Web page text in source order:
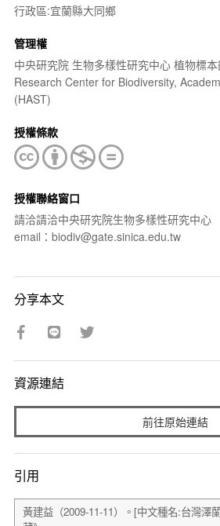
行政區:宜蘭縣大同鄉
管理權
中央研究院 生物多樣性研究中心 植物標
Research Center for Biodiversity,
(HAST)
授權條款
授權聯絡窗口
請洽請洽中央研究院生物多樣性研究中心
email：biodiv@gate.sinica.edu.tw
分享本文
資源連結
前往原始連結
引用